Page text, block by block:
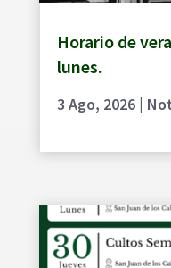
Horario de
lunes.
3 Ago, 2026|